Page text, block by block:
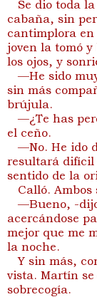
Se dio toda
cabaña, sin
cantimplora en
joven la tomó
los ojos, y
—He sido
sin más
brújula.
—¿Te has
el ceño.
—No. He ido
resultará difícil
sentido de la
Calló. Ambos
—Bueno, -dijo
acercándose
mejor que me
la noche.
Y sin más,
vista. Martín
sobrecogía.